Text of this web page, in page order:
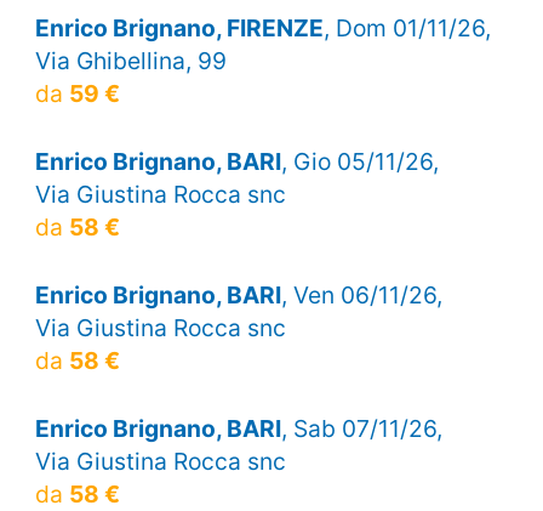
Enrico Brignano, FIRENZE, Dom 01/11/26,
Via Ghibellina, 99
da 59 €
Enrico Brignano, BARI, Gio 05/11/26,
Via Giustina Rocca snc
da 58 €
Enrico Brignano, BARI, Ven 06/11/26,
Via Giustina Rocca snc
da 58 €
Enrico Brignano, BARI, Sab 07/11/26,
Via Giustina Rocca snc
da 58 €